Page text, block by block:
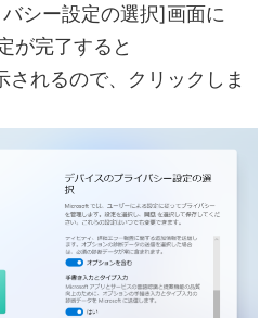
シー設定の選択]画面に
が完了すると
されるので、クリックしま